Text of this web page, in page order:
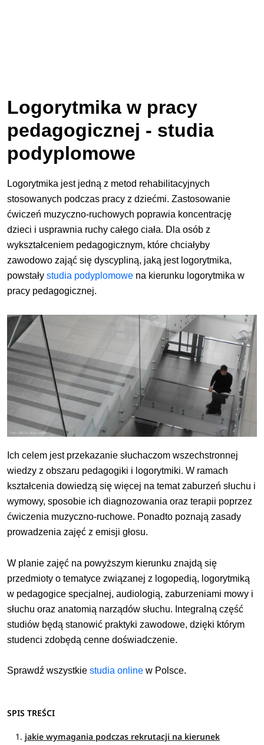
Logorytmika w pracy
pedagogicznej - studia
podyplomowe
Logorytmika jest jedną z metod rehabilitacyjnych
stosowanych podczas pracy z dziećmi. Zastosowanie
ćwiczeń muzyczno-ruchowych poprawia koncentrację
dzieci i usprawnia ruchy całego ciała. Dla osób z
wykształceniem pedagogicznym, które chciałyby
zawodowo zająć się dyscypliną, jaką jest logorytmika,
powstałystudia podyplomowe na kierunku logorytmika w
pracy pedagogicznej.
Ich celem jest przekazanie słuchaczom wszechstronnej
wiedzy z obszaru pedagogiki i logorytmiki. W ramach
kształcenia dowiedzą się więcej na temat zaburzeń słuchu i
wymowy, sposobie ich diagnozowania oraz terapii poprzez
ćwiczenia muzyczno-ruchowe. Ponadto poznają zasady
prowadzenia zajęć z emisji głosu.
W planie zajęć na powyższym kierunku znajdą się
przedmioty o tematyce związanej z logopedią, logorytmiką
w pedagogice specjalnej, audiologią, zaburzeniami mowy i
słuchu oraz anatomią narządów słuchu. Integralną część
studiów będą stanowić praktyki zawodowe, dzięki którym
studenci zdobędą cenne doświadczenie.
Sprawdź wszystkiestudia online w Polsce.
SPIS TREŚCI
jakie wymagania podczas rekrutacji na kierunek